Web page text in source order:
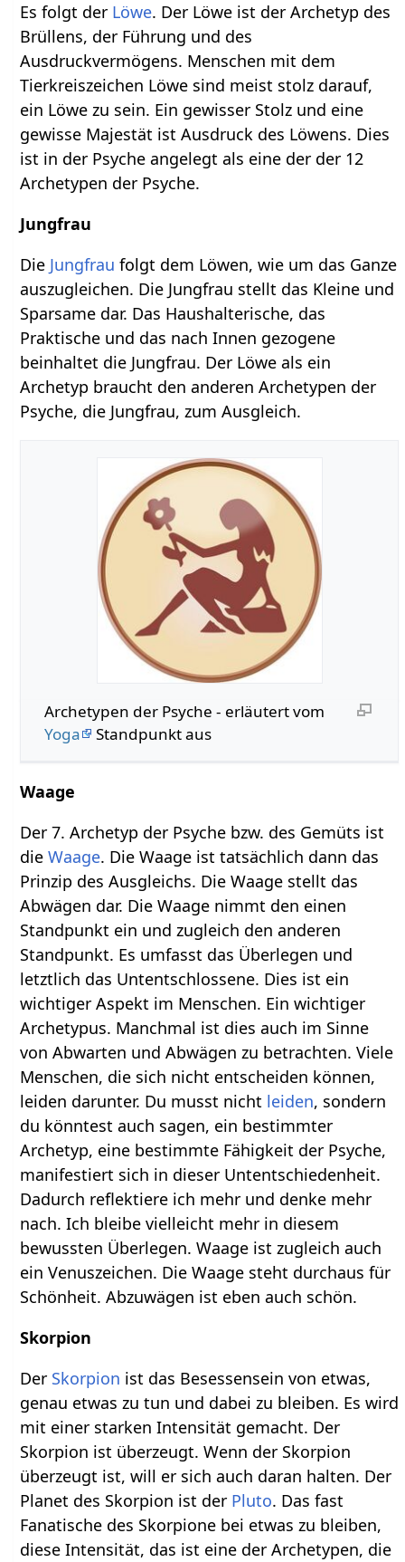
Es folgt der Löwe. Der Löwe ist der Archetyp des
Brüllens, der Führung und des
Ausdruckvermögens. Menschen mit dem
Tierkreiszeichen Löwe sind meist stolz darauf,
ein Löwe zu sein. Ein gewisser Stolz und eine
gewisse Majestät ist Ausdruck des Löwens. Dies
ist in der Psyche angelegt als eine der der 12
Archetypen der Psyche.
Jungfrau
Die Jungfrau folgt dem Löwen, wie um das Ganze
auszugleichen. Die Jungfrau stellt das Kleine und
Sparsame dar. Das Haushalterische, das
Praktische und das nach Innen gezogene
beinhaltet die Jungfrau. Der Löwe als ein
Archetyp braucht den anderen Archetypen der
Psyche, die Jungfrau, zum Ausgleich.
Archetypen der Psyche - erläutert vom
Yoga
Standpunkt aus
Waage
Der 7. Archetyp der Psyche bzw. des Gemüts ist
dieWaage. Die Waage ist tatsächlich dann das
Prinzip des Ausgleichs. Die Waage stellt das
Abwägen dar. Die Waage nimmt den einen
Standpunkt ein und zugleich den anderen
Standpunkt. Es umfasst das Überlegen und
letztlich das Untentschlossene. Dies ist ein
wichtiger Aspekt im Menschen. Ein wichtiger
Archetypus. Manchmal ist dies auch im Sinne
von Abwarten und Abwägen zu betrachten. Viele
Menschen, die sich nicht entscheiden können,
leiden darunter. Du musst nicht leiden, sondern
du könntest auch sagen, ein bestimmter
Archetyp, eine bestimmte Fähigkeit der Psyche,
manifestiert sich in dieser Untentschiedenheit.
Dadurch reflektiere ich mehr und denke mehr
nach. Ich bleibe vielleicht mehr in diesem
bewussten Überlegen. Waage ist zugleich auch
ein Venuszeichen. Die Waage steht durchaus für
Schönheit. Abzuwägen ist eben auch schön.
Skorpion
Der Skorpion ist das Besessensein von etwas,
genau etwas zu tun und dabei zu bleiben. Es wird
mit einer starken Intensität gemacht. Der
Skorpion ist überzeugt. Wenn der Skorpion
überzeugt ist, will er sich auch daran halten. Der
Planet des Skorpion ist der Pluto. Das fast
Fanatische des Skorpione bei etwas zu bleiben,
diese Intensität, das ist eine der Archetypen, die